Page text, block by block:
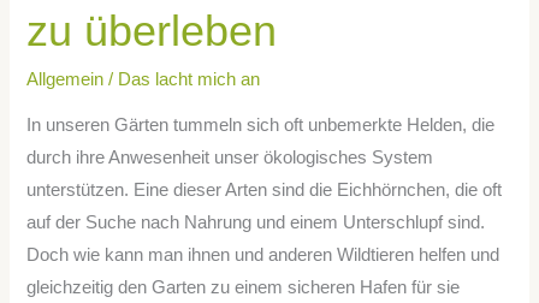
zu überleben
Allgemein / Das lacht mich an
In unseren Gärten tummeln sich oft unbemerkte Helden, die
durch ihre Anwesenheit unser ökologisches System
unterstützen. Eine dieser Arten sind die Eichhörnchen, die oft
auf der Suche nach Nahrung und einem Unterschlupf sind.
Doch wie kann man ihnen und anderen Wildtieren helfen und
gleichzeitig den Garten zu einem sicheren Hafen für sie